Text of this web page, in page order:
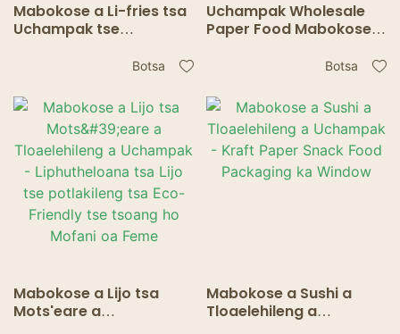
Mabokose a Li-fries tsa
Uchampak tse
Sets'oants'o sa Sauce –
nka, Sephutheloana se
sa keneleng oli
Botsa
Uchampak Wholesale
Paper Food Mabokose -
holimo tse lahloang le
Botsa
Mabokose a Lijo tsa
Mots'eare a
Mabokose a Sushi a
Tloaelehileng a